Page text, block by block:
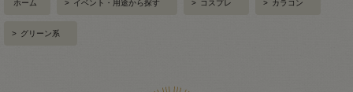
ホーム > イベント・用途から探す > コスプレ > カラコン
> グリーン系